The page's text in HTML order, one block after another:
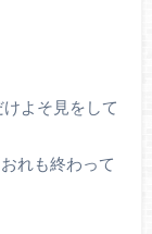
よそ見をして
れも終わって